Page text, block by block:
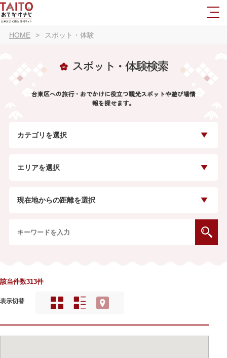
HOME スポット・体験
スポット・体験検索
台東区への旅行・おでかけに役立つ観光スポットや遊び場情
報を探せます。
カテゴリを選択
エリアを選択
現在地からの距離を選択
該当件数313件
表示切替